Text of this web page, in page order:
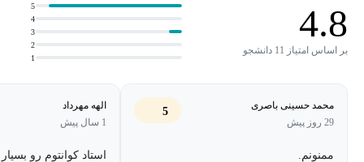
4.8
بر اساس امتیاز 11 دانشجو
1
2
3
4
5
محمد حسینی باصری
29 روز پیش
5
ممنونم.
الهه مهرداد
1 سال پیش
استاد کوانتوم رو